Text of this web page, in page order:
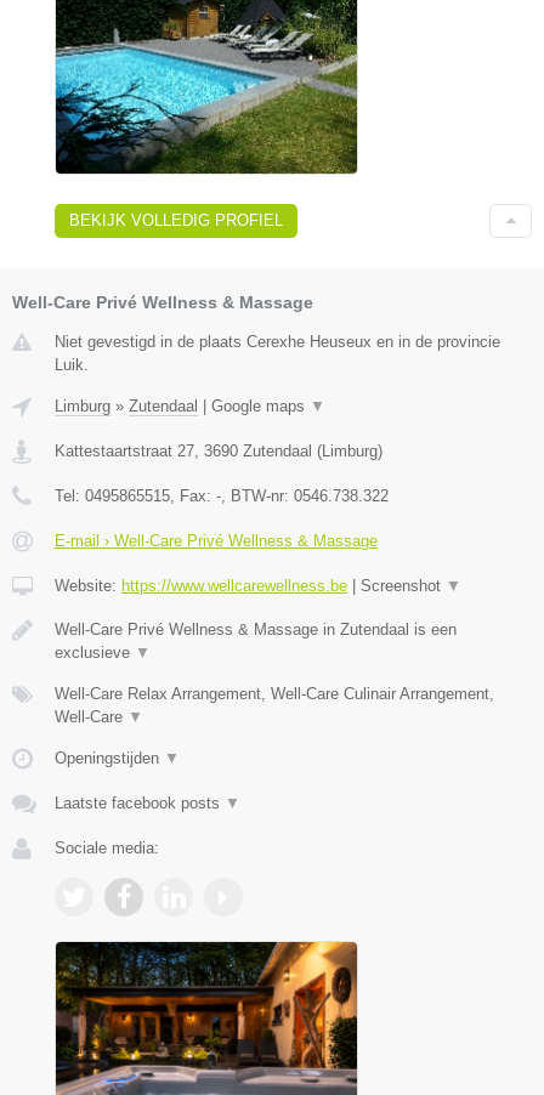
BEKIJK VOLLEDIG PROFIEL
Well-Care Privé Wellness & Massage
Niet gevestigd in de plaats Cerexhe Heuseux en in de provincie
Luik.
Limburg » Zutendaal | Google maps ▼
Kattestaartstraat 27 3690 Zutendaal (Limburg)
Tel: 0495865515 , Fax: - , BTW-nr: 0546.738.322
E-mail › Well-Care Privé Wellness & Massage
Website: https://www.wellcarewellness.be | Screenshot ▼
Well-Care Privé Wellness & Massage in Zutendaal is een
exclusieve ▼
Well-Care Relax Arrangement, Well-Care Culinair Arrangement,
Well-Care ▼
Openingstijden ▼
Laatste facebook posts ▼
Sociale media: